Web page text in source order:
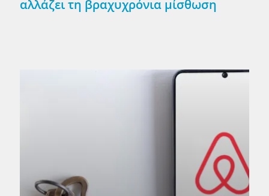
αλλάζει τη βραχυχρόνια μίσθωση